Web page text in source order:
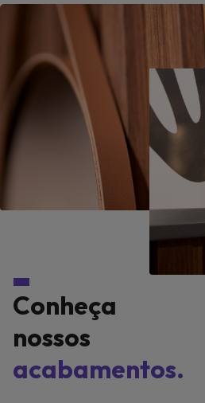
Conheça
nossos
acabamentos.